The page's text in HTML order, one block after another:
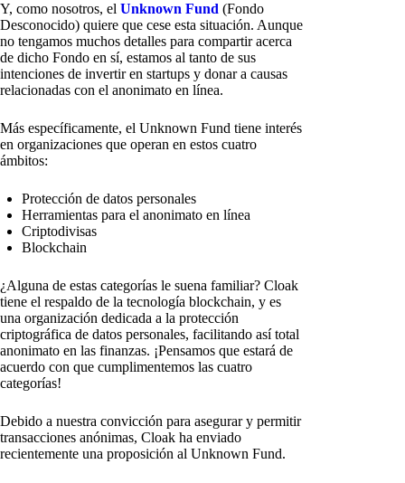
Y, como nosotros, el Unknown Fund (Fondo
Desconocido) quiere que cese esta situación. Aunque
no tengamos muchos detalles para compartir acerca
de dicho Fondo en sí, estamos al tanto de sus
intenciones de invertir en startups y donar a causas
relacionadas con el anonimato en línea.
Más específicamente, el Unknown Fund tiene interés
en organizaciones que operan en estos cuatro
ámbitos:
Protección de datos personales
Herramientas para el anonimato en línea
Criptodivisas
Blockchain
¿Alguna de estas categorías le suena familiar? Cloak
tiene el respaldo de la tecnología blockchain, y es
una organización dedicada a la protección
criptográfica de datos personales, facilitando así total
anonimato en las finanzas. ¡Pensamos que estará de
acuerdo con que cumplimentemos las cuatro
categorías!
Debido a nuestra convicción para asegurar y permitir
transacciones anónimas, Cloak ha enviado
recientemente una proposición al Unknown Fund.